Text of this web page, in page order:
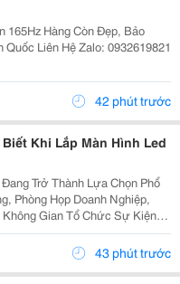
Đẹp, Bảo
Hành 3T, Ship Cod Toàn Quốc Liên Hệ Zalo: 0932619821
42 phút trước
Khi Lắp Màn Hình Led
Trở Thành Lựa Chọn Phổ
Phòng Họp Doanh Nghiệp,
Gian Tổ Chức Sự Kiện
Hình Ảnh Lớn, Rõ Nét Và Ổn
Lựa Chọn Được Hệ Thống...43 phút trước